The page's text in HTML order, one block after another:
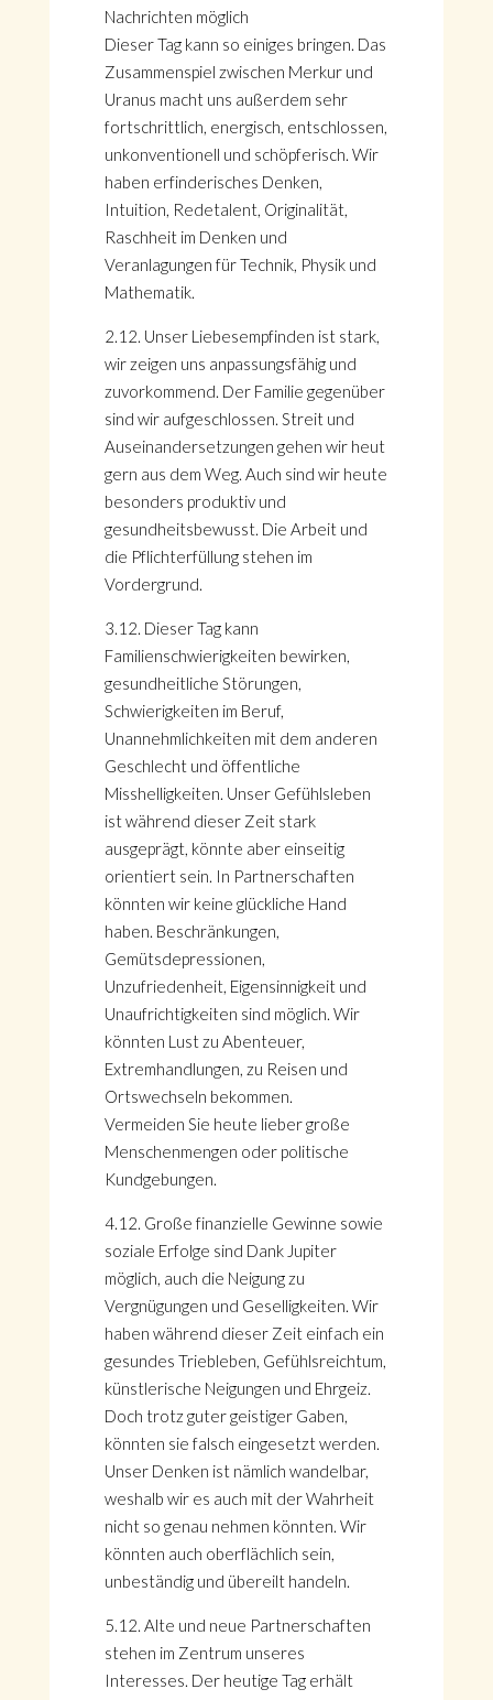
Nachrichten möglich
Dieser Tag kann so einiges bringen. Das
Zusammenspiel zwischen Merkur und
Uranus macht uns außerdem sehr
fortschrittlich, energisch, entschlossen,
unkonventionell und schöpferisch. Wir
haben erfinderisches Denken,
Intuition, Redetalent, Originalität,
Raschheit im Denken und
Veranlagungen für Technik, Physik und
Mathematik.
2.12. Unser Liebesempfinden ist stark,
wir zeigen uns anpassungsfähig und
zuvorkommend. Der Familie gegenüber
sind wir aufgeschlossen. Streit und
Auseinandersetzungen gehen wir heut
gern aus dem Weg. Auch sind wir heute
besonders produktiv und
gesundheitsbewusst. Die Arbeit und
die Pflichterfüllung stehen im
Vordergrund.
3.12. Dieser Tag kann
Familienschwierigkeiten bewirken,
gesundheitliche Störungen,
Schwierigkeiten im Beruf,
Unannehmlichkeiten mit dem anderen
Geschlecht und öffentliche
Misshelligkeiten. Unser Gefühlsleben
ist während dieser Zeit stark
ausgeprägt, könnte aber einseitig
orientiert sein. In Partnerschaften
könnten wir keine glückliche Hand
haben. Beschränkungen,
Gemütsdepressionen,
Unzufriedenheit, Eigensinnigkeit und
Unaufrichtigkeiten sind möglich. Wir
könnten Lust zu Abenteuer,
Extremhandlungen, zu Reisen und
Ortswechseln bekommen.
Vermeiden Sie heute lieber große
Menschenmengen oder politische
Kundgebungen.
4.12. Große finanzielle Gewinne sowie
soziale Erfolge sind Dank Jupiter
möglich, auch die Neigung zu
Vergnügungen und Geselligkeiten. Wir
haben während dieser Zeit einfach ein
gesundes Triebleben, Gefühlsreichtum,
künstlerische Neigungen und Ehrgeiz.
Doch trotz guter geistiger Gaben,
könnten sie falsch eingesetzt werden.
Unser Denken ist nämlich wandelbar,
weshalb wir es auch mit der Wahrheit
nicht so genau nehmen könnten. Wir
könnten auch oberflächlich sein,
unbeständig und übereilt handeln.
5.12. Alte und neue Partnerschaften
stehen im Zentrum unseres
Interesses. Der heutige Tag erhält